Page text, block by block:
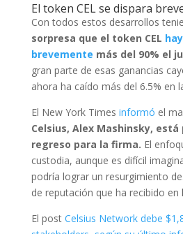
El token CEL se dispara
Con todos estos desarrollos
sorpresa que el token CEL
brevemente más del 90% el
gran parte de esas ganancias
ahora ha caído más del 6.5% en
El New York Times informó el
Celsius, Alex Mashinsky, está
regreso para la firma. El
custodia, aunque es difícil
podría lograr un resurgimiento
de reputación que ha recibido
El post Celsius Network debe